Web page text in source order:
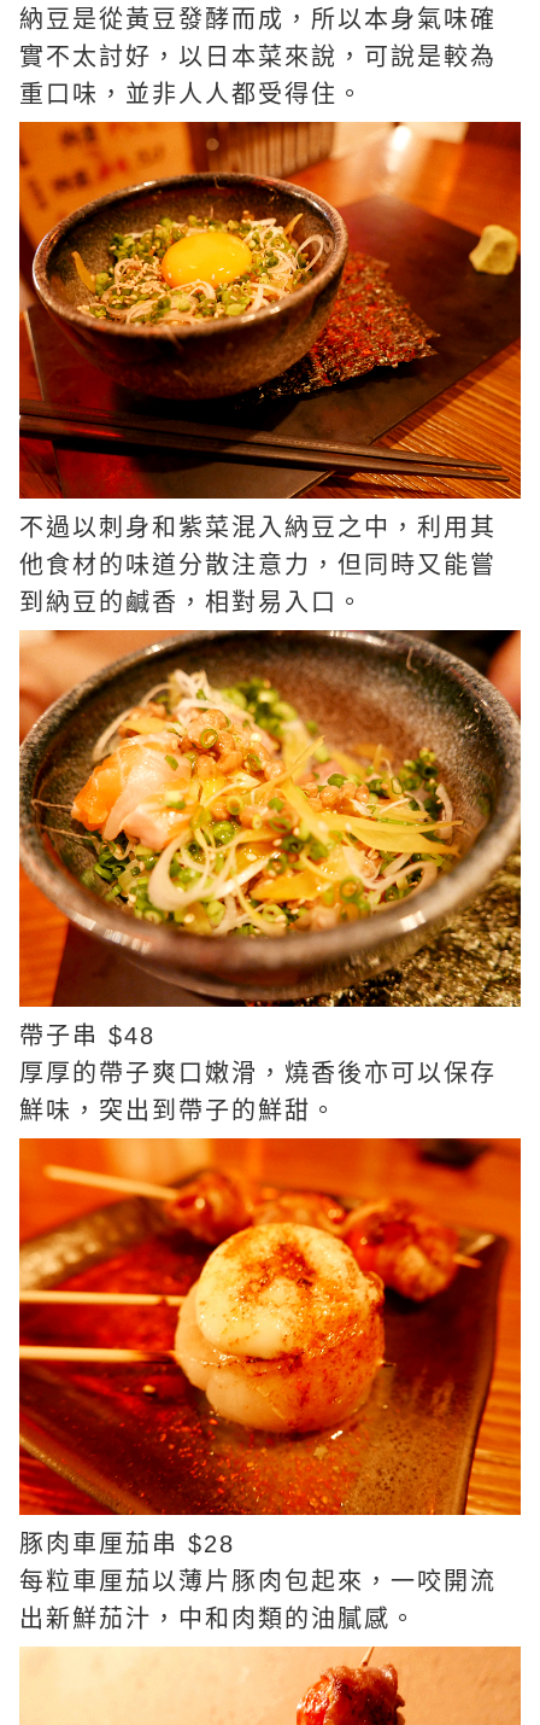
納豆是從黃豆發酵而成，所以本身氣味確
實不太討好，以日本菜來說，可說是較為
重口味，並非人人都受得住。
不過以刺身和紫菜混入納豆之中，利用其
他食材的味道分散注意力，但同時又能嘗
到納豆的鹹香，相對易入口。
帶子串 $48
厚厚的帶子爽口嫩滑，燒香後亦可以保存
鮮味，突出到帶子的鮮甜。
豚肉車厘茄串 $28
每粒車厘茄以薄片豚肉包起來，一咬開流
出新鮮茄汁，中和肉類的油膩感。